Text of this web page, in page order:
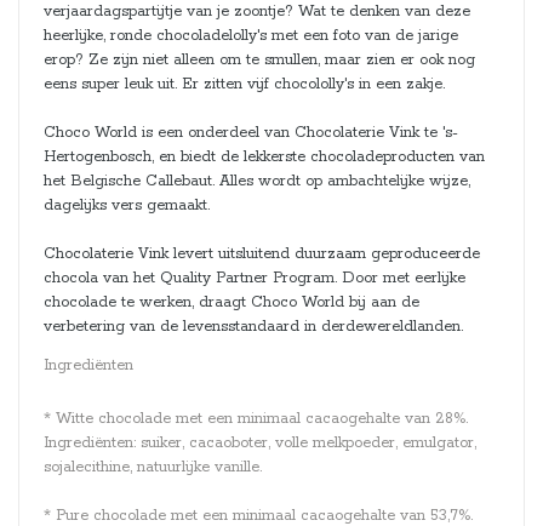
verjaardagspartijtje van je zoontje? Wat te denken van deze
heerlijke, ronde chocoladelolly's met een foto van de jarige
erop? Ze zijn niet alleen om te smullen, maar zien er ook nog
eens super leuk uit. Er zitten vijf chocololly's in een zakje.
Choco World is een onderdeel van Chocolaterie Vink te 's-
Hertogenbosch, en biedt de lekkerste chocoladeproducten van
het Belgische Callebaut. Alles wordt op ambachtelijke wijze,
dagelijks vers gemaakt.
Chocolaterie Vink levert uitsluitend duurzaam geproduceerde
chocola van het Quality Partner Program. Door met eerlijke
chocolade te werken, draagt Choco World bij aan de
verbetering van de levensstandaard in derdewereldlanden.
Ingrediënten
* Witte chocolade met een minimaal cacaogehalte van 28%.
Ingrediënten: suiker, cacaoboter, volle melkpoeder, emulgator,
sojalecithine, natuurlijke vanille.
* Pure chocolade met een minimaal cacaogehalte van 53,7%.